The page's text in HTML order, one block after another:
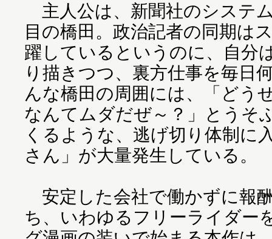
主人公は、新聞社のシステ
目の橋田。政治記者の同期は
躍しているというのに、自分
り描きつつ、裏方仕事を毎日
んな橋田の周囲には、「どう
なんてムダだぜ～？」とうそ
くるような、逃げ切り体制に
さん」が大量発生している。
安定した会社で働かずに報
ち、いわゆるフリーライダー